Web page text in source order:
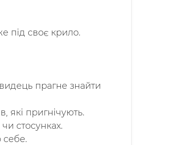
під своє крило.
прагне знайти
які пригнічують.
стосунках.
себе.